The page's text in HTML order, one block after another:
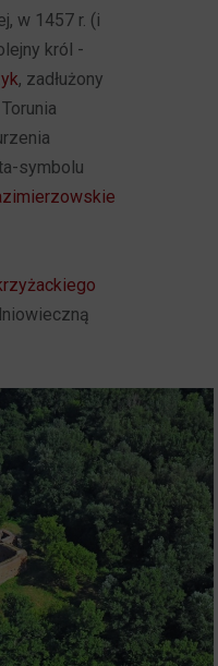
w 1457 r. (i
król -
, zadłużony
symbolu